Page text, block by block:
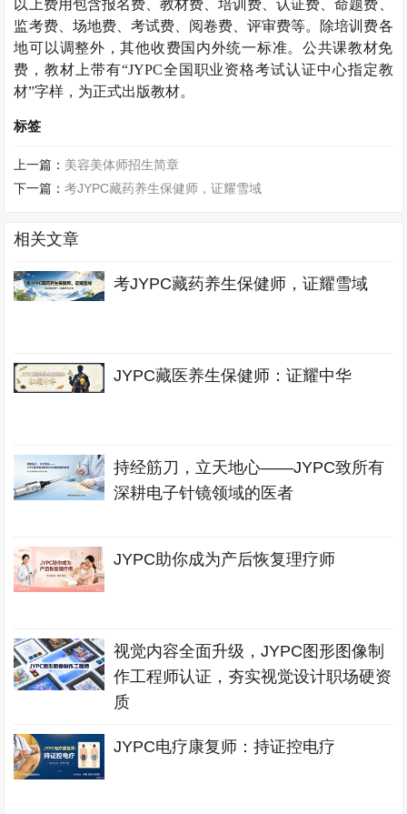
以上费用包含报名费、教材费、培训费、认证费、命题费、
监考费、场地费、考试费、阅卷费、评审费等。除培训费各
地可以调整外，其他收费国内外统一标准。公共课教材免
费，教材上带有“JYPC全国职业资格考试认证中心指定教
材”字样，为正式出版教材。
标签
上一篇： 美容美体师招生简章
下一篇：考JYPC藏药养生保健师，证耀雪域
相关文章
考JYPC藏药养生保健师，证耀雪域
JYPC藏医养生保健师：证耀中华
持经筋刀，立天地心——JYPC致所有
深耕电子针镜领域的医者
JYPC助你成为产后恢复理疗师
视觉内容全面升级，JYPC图形图像制
作工程师认证，夯实视觉设计职场硬资
质
JYPC电疗康复师：持证控电疗